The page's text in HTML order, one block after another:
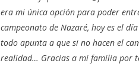
era mi única opción para poder
campeonato de Nazaré, hoy es el
todo apunta a que si no hacen el
realidad… Gracias a mi familia por